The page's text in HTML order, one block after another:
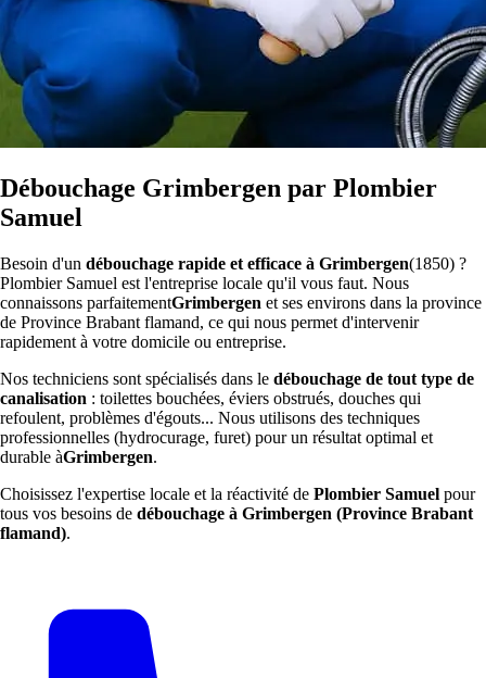
Débouchage Grimbergen par Plombier
Samuel
Besoin d'un débouchage rapide et efficace à Grimbergen(1850) ?
Plombier Samuel est l'entreprise locale qu'il vous faut. Nous
connaissons parfaitementGrimbergen et ses environs dans la province
de Province Brabant flamand, ce qui nous permet d'intervenir
rapidement à votre domicile ou entreprise.
Nos techniciens sont spécialisés dans le débouchage de tout type de
canalisation : toilettes bouchées, éviers obstrués, douches qui
refoulent, problèmes d'égouts... Nous utilisons des techniques
professionnelles (hydrocurage, furet) pour un résultat optimal et
durable àGrimbergen.
Choisissez l'expertise locale et la réactivité de Plombier Samuel pour
tous vos besoins de débouchage à Grimbergen (Province Brabant
flamand).